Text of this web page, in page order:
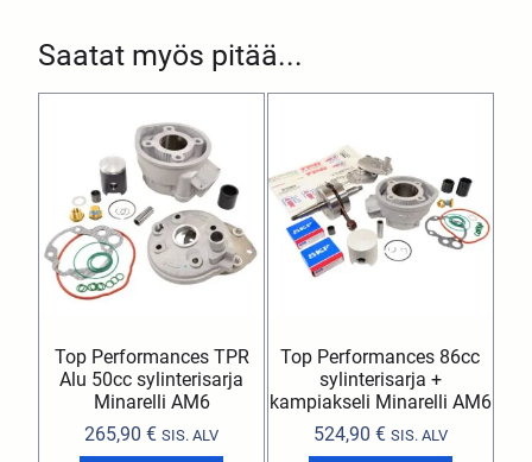
Saatat myös pitää...
Top Performances TPR
Alu 50cc sylinterisarja
Minarelli AM6
265,90€ SIS. ALV
Top Performances 86cc
sylinterisarja +
kampiakseli Minarelli AM6
524,90 € SIS. ALV